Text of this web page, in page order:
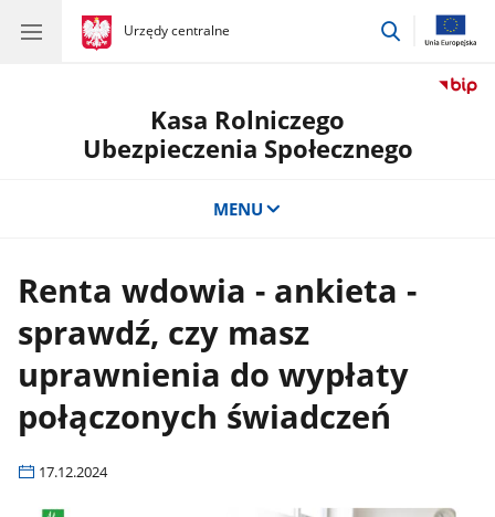
gov.pl
Urzędy centralne
gov.pl
Urzędy
przejdź
Kasa Rolniczego
Ubezpieczenia Społecznego
MENU
Renta wdowia - ankieta -
sprawdź, czy masz
uprawnienia do wypłaty
połączonych świadczeń
17.12.2024